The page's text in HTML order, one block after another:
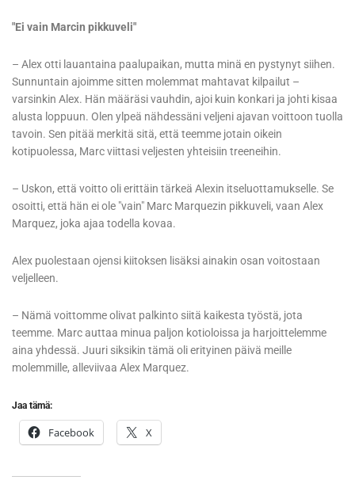
"Ei vain Marcin pikkuveli"
– Alex otti lauantaina paalupaikan, mutta minä en pystynyt siihen.
Sunnuntain ajoimme sitten molemmat mahtavat kilpailut –
varsinkin Alex. Hän määräsi vauhdin, ajoi kuin konkari ja johti kisaa
alusta loppuun. Olen ylpeä nähdessäni veljeni ajavan voittoon tuolla
tavoin. Sen pitää merkitä sitä, että teemme jotain oikein
kotipuolessa, Marc viittasi veljesten yhteisiin treeneihin.
– Uskon, että voitto oli erittäin tärkeä Alexin itseluottamukselle. Se
osoitti, että hän ei ole "vain" Marc Marquezin pikkuveli, vaan Alex
Marquez, joka ajaa todella kovaa.
Alex puolestaan ojensi kiitoksen lisäksi ainakin osan voitostaan
veljelleen.
– Nämä voittomme olivat palkinto siitä kaikesta työstä, jota
teemme. Marc auttaa minua paljon kotioloissa ja harjoittelemme
aina yhdessä. Juuri siksikin tämä oli erityinen päivä meille
molemmille, alleviivaa Alex Marquez.
Jaa tämä:
Facebook X